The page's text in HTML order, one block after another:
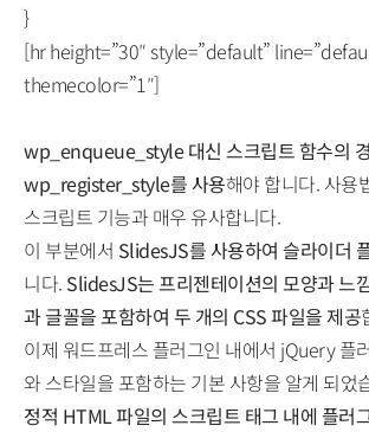
}
[hr height=”30″ style=”default”
themecolor=”1″]
wp_enqueue_style 대신 스크립트 함수의
wp_register_style를 사용해야 합니다. 사용
스크립트 기능과 매우 유사합니다.
이 부분에서 SlidesJS를 사용하여 슬라이더
니다. SlidesJS는 프리젠테이션의 모양과 느
과 글꼴을 포함하여 두 개의 CSS 파일을 제공
이제 워드프레스 플러그인 내에서 jQuery 플
와 스타일을 포함하는 기본 사항을 알게 되었
정적 HTML 파일의 스크립트 태그 내에 플러